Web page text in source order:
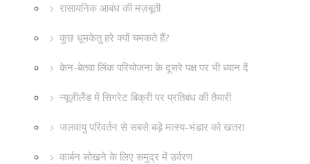
रासायनिक आबंध की मज़बूती
कुछ धूमकेतु हरे क्यों चमकते हैं?
केन-बेतवा लिंक परियोजना के दूसरे पक्ष पर भी ध्यान दें
न्यूज़ीलैंड में सिगरेट बिक्री पर प्रतिबंध की तैयारी
जलवायु परिवर्तन से सबसे बड़े मत्स्य-भंडार को खतरा
कार्बन सोखने के लिए समुद्र में उर्वरण